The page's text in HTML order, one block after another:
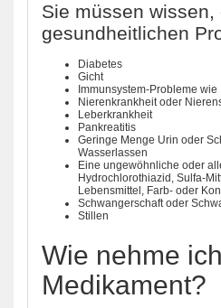
Sie müssen
gesundheitlichen
Diabetes
Gicht
Immunsystem-Probleme wie
Nierenkrankheit oder
Leberkrankheit
Pankreatitis
Geringe Menge Urin oder
Wasserlassen
Eine ungewöhnliche oder
Hydrochlorothiazid, Sulfa-
Lebensmittel, Farb- oder
Schwangerschaft oder
Stillen
Wie nehme
Medikament?